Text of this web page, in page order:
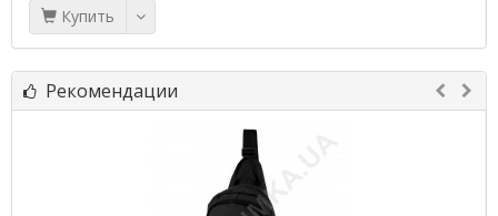
Купить
Рекомендации